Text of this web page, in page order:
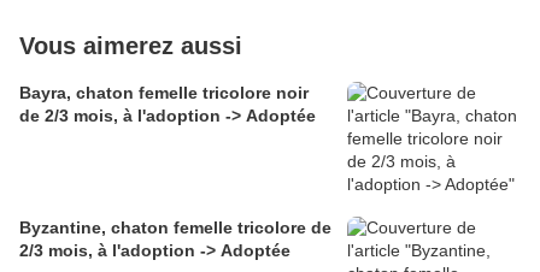
Vous aimerez aussi
Bayra, chaton femelle tricolore noir
de 2/3 mois, à l'adoption -> Adoptée
Byzantine, chaton femelle tricolore de
2/3 mois, à l'adoption -> Adoptée